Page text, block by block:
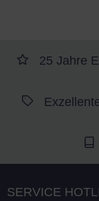
25 Jahre
SERVICE